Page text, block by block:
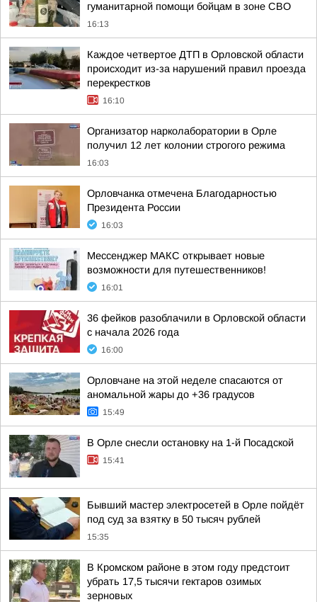
гуманитарной помощи бойцам в зоне СВО
16:13
Каждое четвертое ДТП в Орловской области
происходит из-за нарушений правил проезда
перекрестков
16:10
Организатор нарколаборатории в Орле
получил 12 лет колонии строгого режима
16:03
Орловчанка отмечена Благодарностью
Президента России
16:03
Мессенджер МАКС открывает новые
возможности для путешественников!
16:01
36 фейков разоблачили в Орловской области
с начала 2026 года
16:00
Орловчане на этой неделе спасаются от
аномальной жары до +36 градусов
15:49
В Орле снесли остановку на 1-й Посадской
15:41
Бывший мастер электросетей в Орле пойдёт
под суд за взятку в 50 тысяч рублей
15:35
В Кромском районе в этом году предстоит
убрать 17,5 тысячи гектаров озимых
зерновых